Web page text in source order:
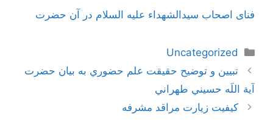
فنای اصحاب سیدالشهداء علیه السلام در آن حضرت
دسته‌ها
Uncategorized
ناوبری
نوشته‌ها
تبيين و توضيح حقيقت علم حضوري به بيان حضرت
آية اللَه حسيني طهراني
کیفیت زیارت مراقد مشرفه